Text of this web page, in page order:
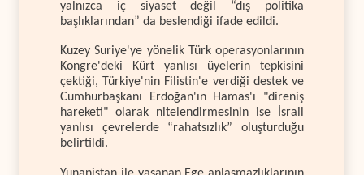
yalnızca iç siyaset değil “dış politika
başlıklarından” da beslendiği ifade edildi.
Kuzey Suriye'ye yönelik Türk operasyonlarının
Kongre'deki Kürt yanlısı üyelerin tepkisini
çektiği, Türkiye'nin Filistin'e verdiği destek ve
Cumhurbaşkanı Erdoğan'ın Hamas'ı "direniş
hareketi" olarak nitelendirmesinin ise İsrail
yanlısı çevrelerde “rahatsızlık” oluşturduğu
belirtildi.